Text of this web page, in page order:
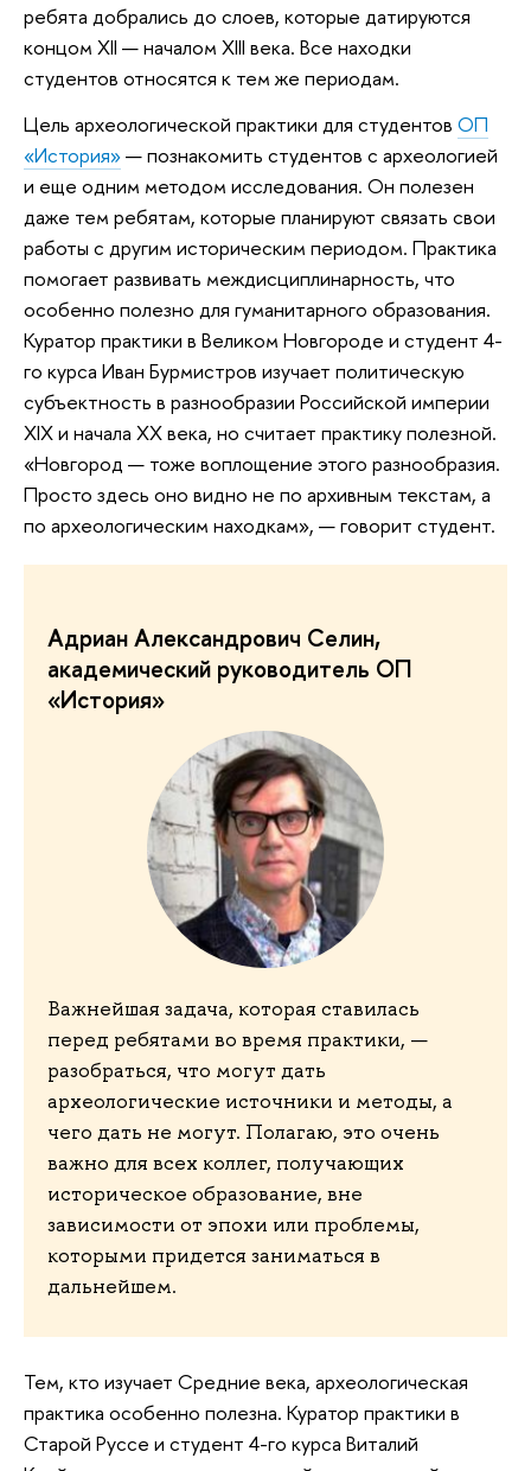
ребята добрались до слоев, которые датируются
концом XII — началом XIII века. Все находки
студентов относятся к тем же периодам.
Цель археологической практики для студентов ОП
«История»— познакомить студентов с археологией
и еще одним методом исследования. Он полезен
даже тем ребятам, которые планируют связать свои
работы с другим историческим периодом. Практика
помогает развивать междисциплинарность, что
особенно полезно для гуманитарного образования.
Куратор практики в Великом Новгороде и студент 4-
го курса Иван Бурмистров изучает политическую
субъектность в разнообразии Российской империи
XIX и начала XX века, но считает практику полезной.
«Новгород — тоже воплощение этого разнообразия.
Просто здесь оно видно не по архивным текстам, а
по археологическим находкам», — говорит студент.
Адриан Александрович Селин,
академический руководитель ОП
«История»
Важнейшая задача, которая ставилась
перед ребятами во время практики, —
разобраться, что могут дать
археологические источники и методы, а
чего дать не могут. Полагаю, это очень
важно для всех коллег, получающих
историческое образование, вне
зависимости от эпохи или проблемы,
которыми придется заниматься в
дальнейшем.
Тем, кто изучает Средние века, археологическая
практика особенно полезна. Куратор практики в
Старой Руссе и студент 4-го курса Виталий